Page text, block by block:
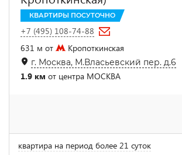
КВАРТИРЫ ПОСУТОЧНО
+7 (495) 108-74-88
631 м от
Кропоткинская
г. Москва, М.Власьевский пер. д.6
1.9 км от центра МОСКВА
квартира на период более 21 суток